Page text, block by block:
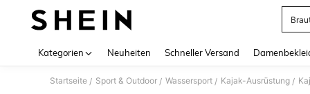
Kategorien Neuheiten Schneller Versand
Startseite / Sport & Outdoor / Wassersport / Kajak-Ausrüstung /